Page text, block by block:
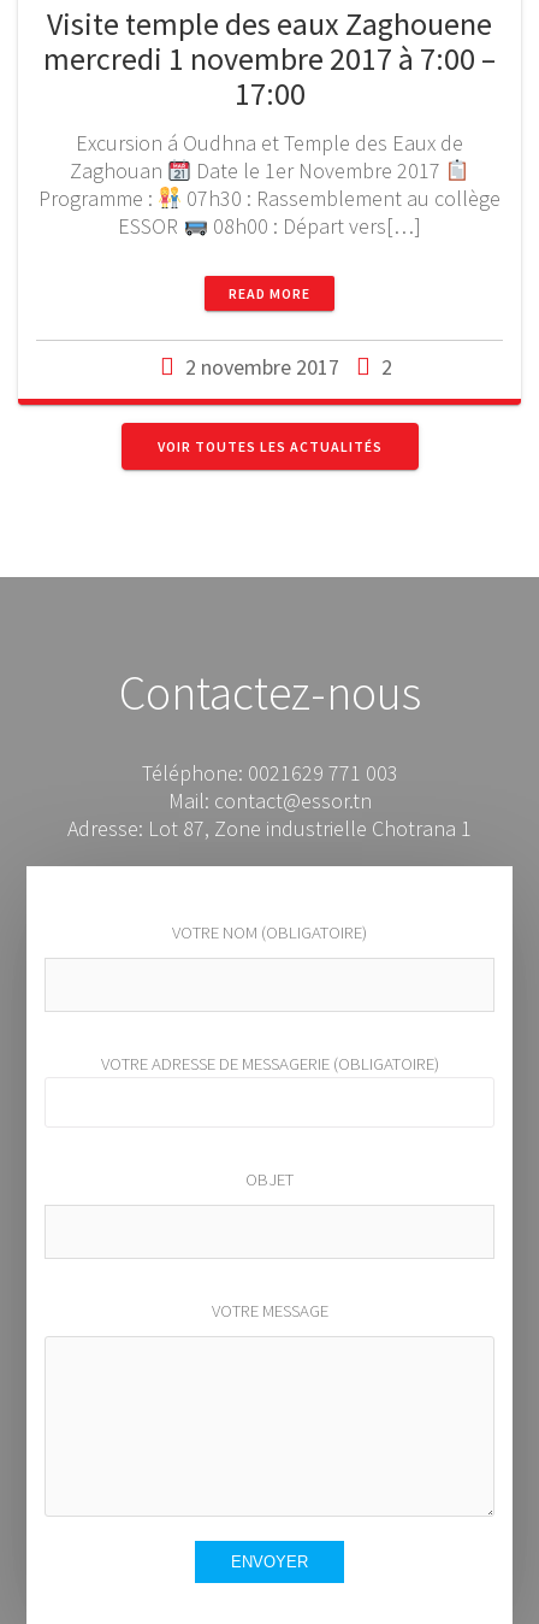
Visite temple des eaux Zaghouene
mercredi 1 novembre 2017 à 7:00 –
17:00
Excursion á Oudhna et Temple des Eaux de
Zaghouan
Date le 1er Novembre 2017
Programme :
07h30 : Rassemblement au collège
ESSOR
08h00 : Départ vers[…]
READ MORE
2 novembre 2017 2
VOIR TOUTES LES ACTUALITÉS
Contactez-nous
Téléphone: 0021629 771 003
Mail: contact@essor.tn
Adresse: Lot 87, Zone industrielle Chotrana 1
VOTRE NOM (OBLIGATOIRE)
VOTRE ADRESSE DE MESSAGERIE (OBLIGATOIRE)
OBJET
VOTRE MESSAGE